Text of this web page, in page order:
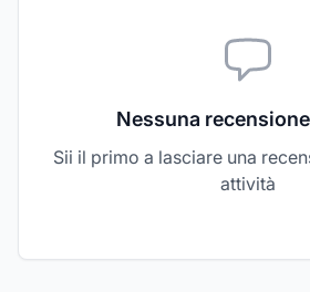
Nessuna
Sii il primo a lasciare una
attività